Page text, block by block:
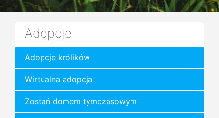
Adopcje
Adopcje królików
Wirtualna adopcja
Zostań domem tymczasowym